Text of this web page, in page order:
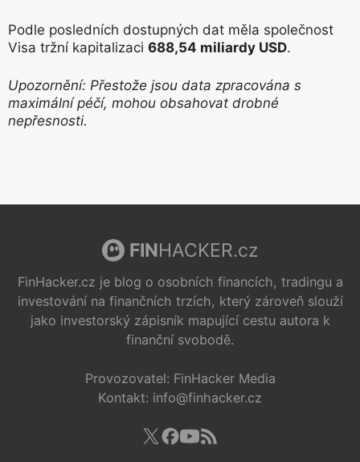
Podle posledních dostupných dat měla společnost
Visa tržní kapitalizaci 688,54 miliardy USD.
Upozornění: Přestože jsou data zpracována s
maximální péčí, mohou obsahovat drobné
nepřesnosti.
FINHACKER.cz
FinHacker.cz je blog o osobních financích, tradingu a
investování na finančních trzích, který zároveň slouží
jako investorský zápisník mapující cestu autora k
finanční svobodě.
Provozovatel: FinHacker Media
Kontakt: info@finhacker.cz